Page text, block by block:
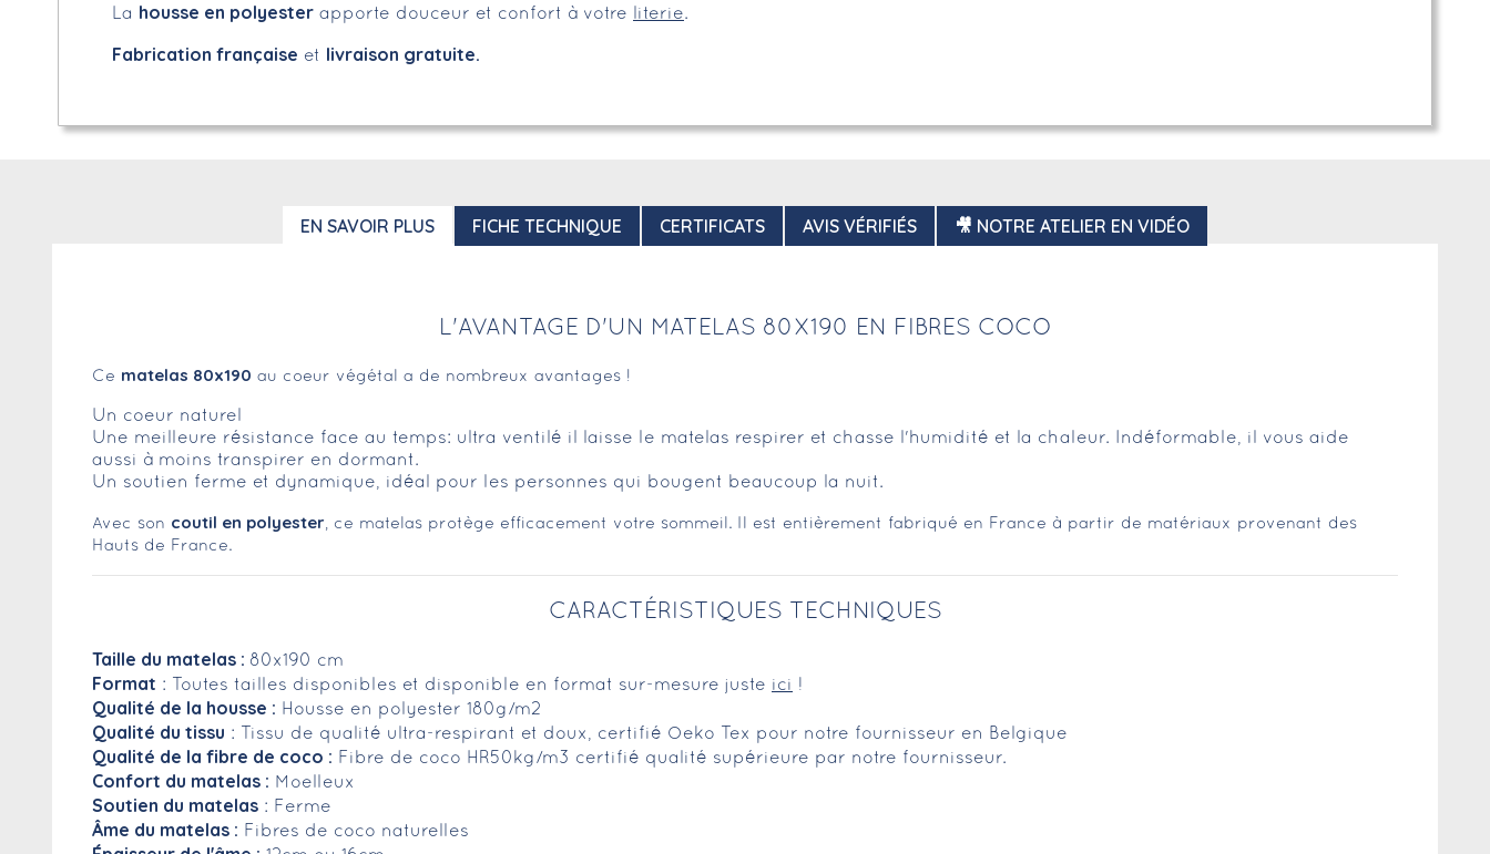
La housse en polyester apporte douceur et confort à votre literie.
Fabrication française et livraison gratuite.
EN SAVOIR PLUS FICHE TECHNIQUE CERTIFICATS AVIS VÉRIFIÉS 🎥 NOTRE ATELIER EN VIDÉO
L'AVANTAGE D'UN MATELAS 80X190 EN FIBRES COCO
Ce matelas 80x190 au coeur végétal a de nombreux avantages !
Un coeur naturel
Une meilleure résistance face au temps: ultra ventilé il laisse le matelas respirer et chasse l'humidité et la chaleur. Indéformable, il vous aide
aussi à moins transpirer en dormant.
Un soutien ferme et dynamique, idéal pour les personnes qui bougent beaucoup la nuit.
Avec son coutil en polyester, ce matelas protège efficacement votre sommeil. Il est entièrement fabriqué en France à partir de matériaux provenant des
Hauts de France.
CARACTÉRISTIQUES TECHNIQUES
Taille du matelas : 80x190 cm
Format : Toutes tailles disponibles et disponible en format sur-mesure juste ici !
Qualité de la housse : Housse en polyester 180g/m2
Qualité du tissu : Tissu de qualité ultra-respirant et doux, certifié Oeko Tex pour notre fournisseur en Belgique
Qualité de la fibre de coco : Fibre de coco HR50kg/m3 certifié qualité supérieure par notre fournisseur.
Confort du matelas : Moelleux
Soutien du matelas : Ferme
Âme du matelas : Fibres de coco naturelles